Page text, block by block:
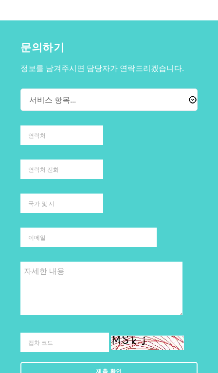
문의하기
정보를 남겨주시면 담당자가 연락드리겠습니다.